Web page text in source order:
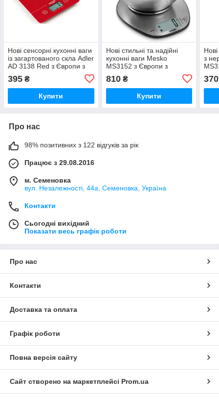
Нові сенсорні кухонні ваги
із загартованого скла Adler
AD 3138 Red з Європи з
395 ₴
Купити
Нові стильні та надійні
кухонні ваги Mesko
MS3152 з Європи з
810₴
Купити
з
370
Про нас
98% позитивних з 122 відгуків за рік
Працює з 29.08.2016
м. Семеновка
вул. Незалежності, 44а, Семеновка, Україна
Контакти
Сьогодні вихідний
Показати весь графік роботи
Про нас
Контакти
Доставка та оплата
Графік роботи
Повна версія сайту
Сайт створено на маркетплейсі Prom.ua